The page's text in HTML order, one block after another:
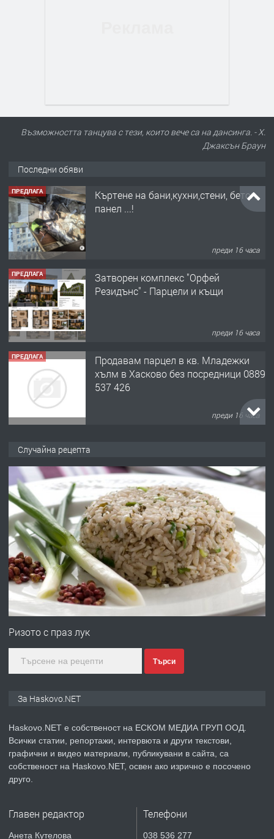
Възможността танцува с тези, които вече са на дансинга. - Х.
Джаксън Браун
Последни обяви
ПРЕДЛАГА
Къртене на бани,кухни,стени, бетон,
панел ...!
преди 16 часа
ПРЕДЛАГА
Затворен комплекс "Орфей
Резидънс" - Парцели и къщи
преди 16 часа
ПРЕДЛАГА
Продавам парцел в кв. Младежки
хълм в Хасково без посредници 0889
537 426
преди 16 часа
преди 16 часа
ПРЕДЛАГА Под НАЕМ двустаен Орфей
преди 3 дни
ПРЕДЛАГА
Нов апартамент на ул. Липа до
преди 4 дни
ПРЕДЛАГА
НАПЪЛНО ОБЗАВЕДЕН И
Случайна рецепта
Ризото с праз лук
Търси
За Haskovo.NET
Haskovo.NET е собственост на ЕСКОМ МЕДИА ГРУП ООД.
Всички статии, репортажи, интервюта и други текстови,
графични и видео материали, публикувани в сайта, са
собственост на Haskovo.NET, освен ако изрично е посочено
друго.
Главен редактор
Анета Кутелова
Телефони
038 536 277